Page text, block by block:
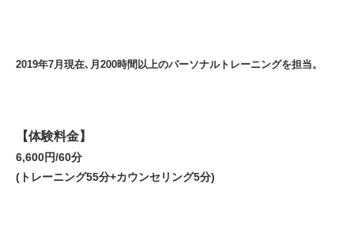
2019年7月現在､月200時間以上のパーソナルトレーニングを担当。
【体験料金】
6,600円/60分
(トレーニング55分+カウンセリング5分)